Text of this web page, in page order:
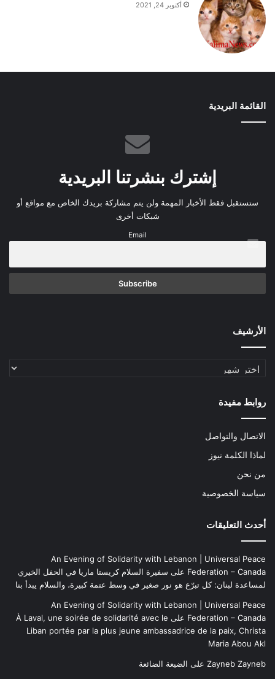
أكتوبر 24, 2021
القائمة البريدية
إشترك بنشرتنا البريدية
ستستقبل فقط الأخبار المهمة ولن يتم مشاركة بريدك الخاص مع مواقع أو
شبكات أخرى
Email
الأرشيف
الأرشيف
روابط مفيدة
الاتصال والتواصل
لماذا الكلمة نيوز
من نحن
سياسة الخصوصية
أحدث التعليقات
An Evening of Solidarity with Lebanon | Universal Peace
Federation – Canada على سفيرة السلام كريستا ماريا في الحفل الخيري
لمساعدة لبنان: كل تبرّع هو نور صغير في وسط عتمة كبيرة، والسلام يبدأ بنا
An Evening of Solidarity with Lebanon | Universal Peace
Federation – Canada على À Laval, une soirée de solidarité avec le
Liban portée par la plus jeune ambassadrice de la paix, Christa
Maria Abou Akl
Zayneb Zayneb على الضيعة الضائعة